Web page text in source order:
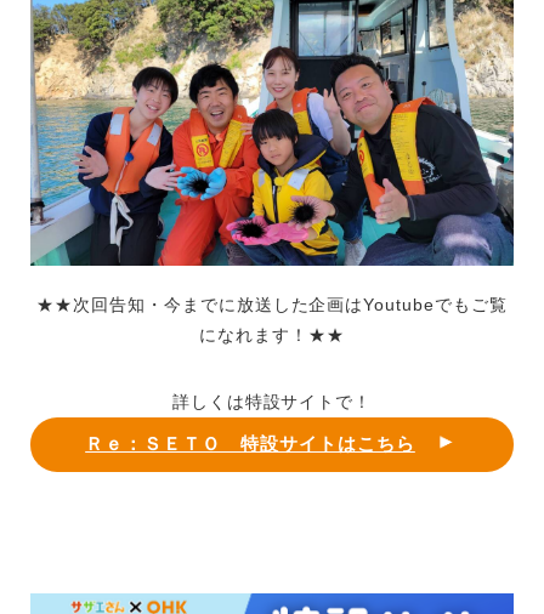
★★次回告知・今までに放送した企画はYoutubeでもご覧
になれます！★★
詳しくは特設サイトで！
Ｒｅ：ＳＥＴＯ 特設サイトはこちら